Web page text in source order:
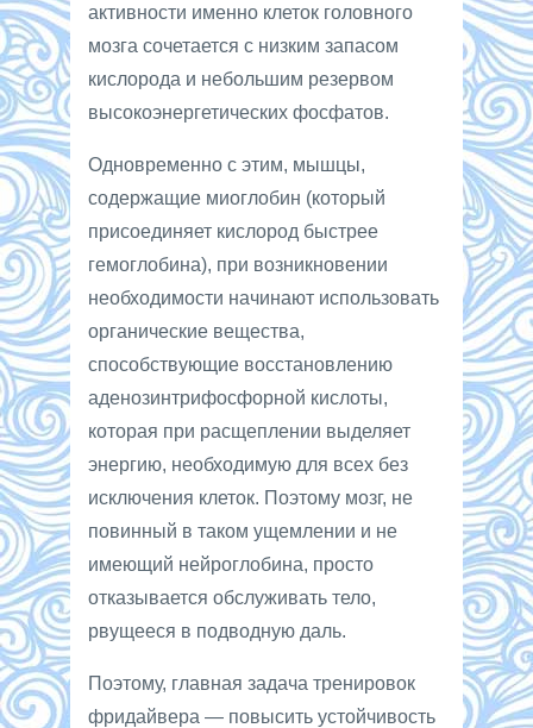
активности именно клеток головного
мозга сочетается с низким запасом
кислорода и небольшим резервом
высокоэнергетических фосфатов.
Одновременно с этим, мышцы,
содержащие миоглобин (который
присоединяет кислород быстрее
гемоглобина), при возникновении
необходимости начинают использовать
органические вещества,
способствующие восстановлению
аденозинтрифосфорной кислоты,
которая при расщеплении выделяет
энергию, необходимую для всех без
исключения клеток. Поэтому мозг, не
повинный в таком ущемлении и не
имеющий нейроглобина, просто
отказывается обслуживать тело,
рвущееся в подводную даль.
Поэтому, главная задача тренировок
фридайвера — повысить устойчивость